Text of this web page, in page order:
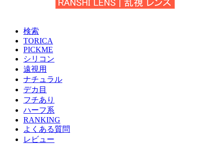
検索
TORICA
PICKME
シリコン
遠視用
ナチュラル
デカ目
フチあり
ハーフ系
RANKING
よくある質問
レビュー